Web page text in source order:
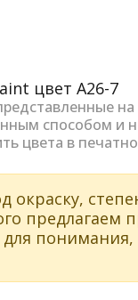
способом и
цвета в
предлагаем
понимания,